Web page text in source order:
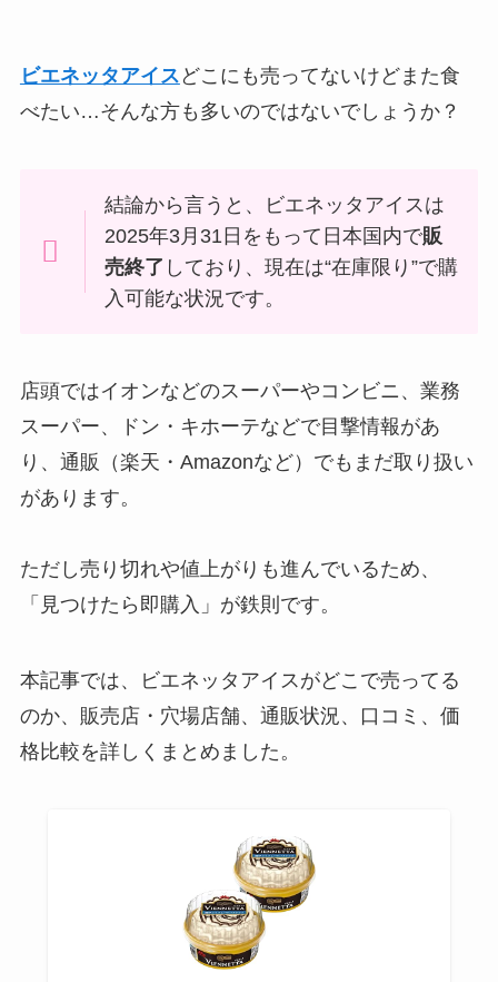
ビエネッタアイス どこにも売ってないけどまた食
べたい…そんな方も多いのではないでしょうか？
結論から言うと、ビエネッタアイスは
2025年3月31日をもって日本国内で販
売終了 しており、現在は“在庫限り”で購
入可能な状況です。
店頭ではイオンなどのスーパーやコンビニ、業務
スーパー、ドン・キホーテなどで目撃情報があ
り、通販（楽天・Amazonなど）でもまだ取り扱い
があります。
ただし売り切れや値上がりも進んでいるため、
「見つけたら即購入」が鉄則です。
本記事では、ビエネッタアイスがどこで売ってる
のか、販売店・穴場店舗、通販状況、口コミ、価
格比較を詳しくまとめました。